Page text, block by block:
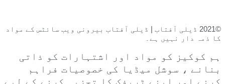
©2021 ڈیلی آفتاب | ڈیلی آفتاب بیرونی ویب سائٹس کے مواد
کا ذمہ دار نہیں ہے۔
ہم کوکیز کو مواد اور اشتہارات کو ذاتی
بنانے ، سوشل میڈیا کی خصوصیات فراہم
کرنے اور اپنے ٹریفک کا تجزیہ کرنے کے لیے